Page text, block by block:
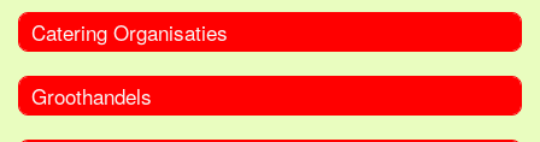
Catering Organisaties
Groothandels